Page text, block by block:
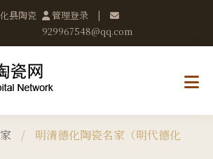
县陶瓷
管理登录
|
929967548@qq.com
/
明清德化陶瓷名家（明代德化